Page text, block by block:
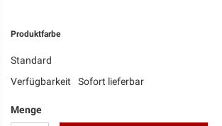
Produktfarbe
Standard
Verfügbarkeit
Sofort lieferbar
Menge